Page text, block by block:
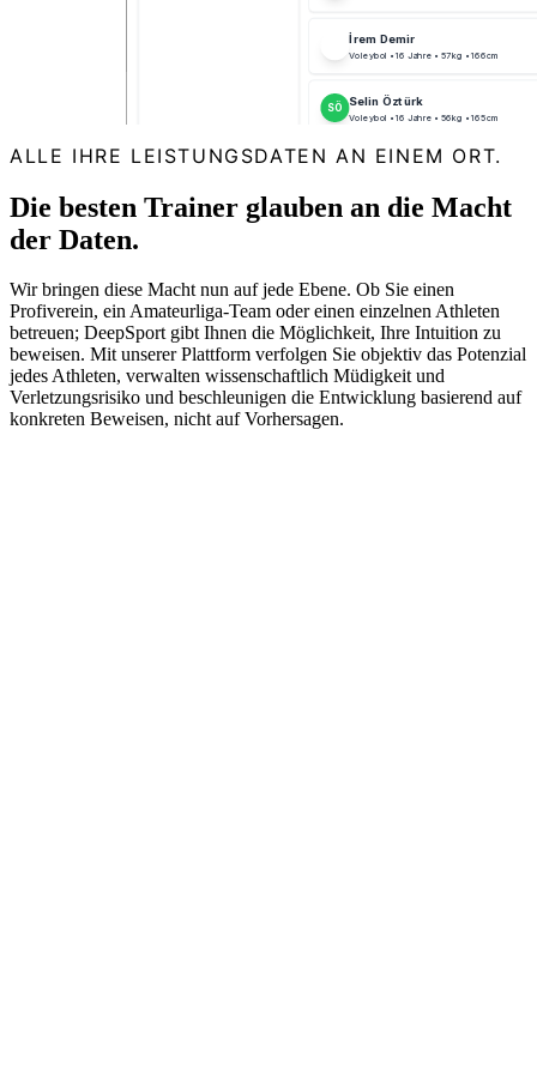
ALLE IHRE LEISTUNGSDATEN AN EINEM ORT.
Die besten Trainer glauben an die Macht
der Daten.
Wir bringen diese Macht nun auf jede Ebene. Ob Sie einen
Profiverein, ein Amateurliga-Team oder einen einzelnen Athleten
betreuen; DeepSport gibt Ihnen die Möglichkeit, Ihre Intuition zu
beweisen. Mit unserer Plattform verfolgen Sie objektiv das Potenzial
jedes Athleten, verwalten wissenschaftlich Müdigkeit und
Verletzungsrisiko und beschleunigen die Entwicklung basierend auf
konkreten Beweisen, nicht auf Vorhersagen.